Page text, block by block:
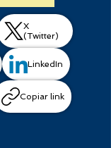
X
(Twitter)
LinkedIn
Copiar link